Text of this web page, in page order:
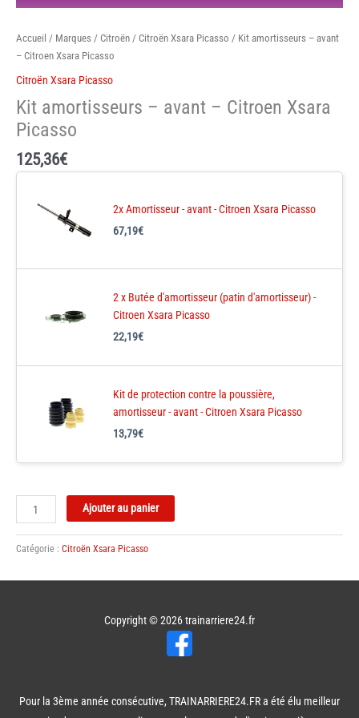
Accueil / Marques / Citroën / Citroën Xsara Picasso / Kit amortisseurs – avant
– Citroen Xsara Picasso
Citroën Xsara Picasso
Kit amortisseurs – avant – Citroen Xsara
Picasso
125,36€
2x Amortisseur - avant - Citroen Xsara Picasso
67,19€
2 x Butée d'amortisseur (patin d'amortisseur) -
Citroen Xsara Picasso
22,19€
Kit de protection contre la poussière,
amortisseur - avant - Citroen Xsara Picasso
13,79€
quantité
de
Kit
amortisseurs
Ajouter au panier
Catégorie : Citroën Xsara Picasso
Copyright © 2026trainarriere24.fr
Pour la 3ème année consécutive, TRAINARRIERE24.FR a été élu meilleur